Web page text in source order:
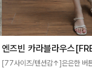
엔즈빈 카라블라우스
[77사이즈/텐션감↑]은은한 버